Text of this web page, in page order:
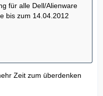
für alle Dell/Alienware
bis zum 14.04.2012
Zeit zum überdenken